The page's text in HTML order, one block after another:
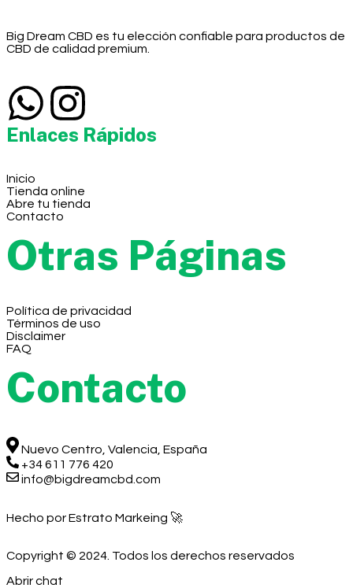
Big Dream CBD es tu elección confiable para productos de
CBD de calidad premium.
Enlaces Rápidos
Inicio
Tienda online
Abre tu tienda
Contacto
Otras Páginas
Política de privacidad
Términos de uso
Disclaimer
FAQ
Contacto
Nuevo Centro, Valencia, España
+34 611 776 420
info@bigdreamcbd.com
Hecho por Estrato Markeing 🚀
Copyright © 2024. Todos los derechos reservados
Abrir chat